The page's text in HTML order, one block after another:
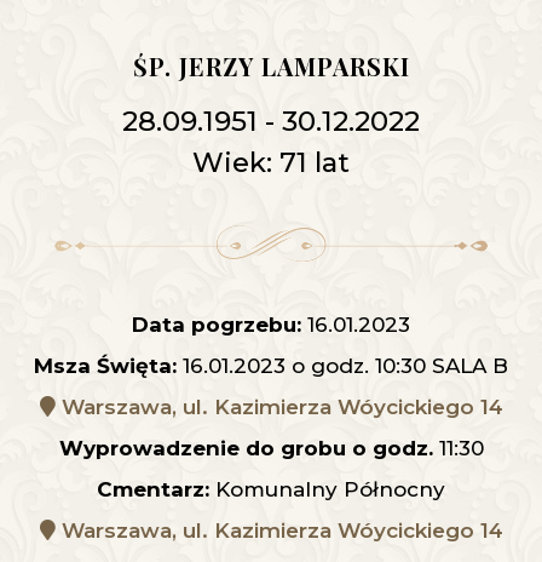
ŚP. JERZY LAMPARSKI
28.09.1951 - 30.12.2022
Wiek: 71 lat
Data pogrzebu: 16.01.2023
Msza Święta: 16.01.2023 o godz. 10:30 SALA B
Warszawa, ul. Kazimierza Wóycickiego 14
Wyprowadzenie do grobu o godz.11:30
Cmentarz: Komunalny Północny
Warszawa, ul. Kazimierza Wóycickiego 14